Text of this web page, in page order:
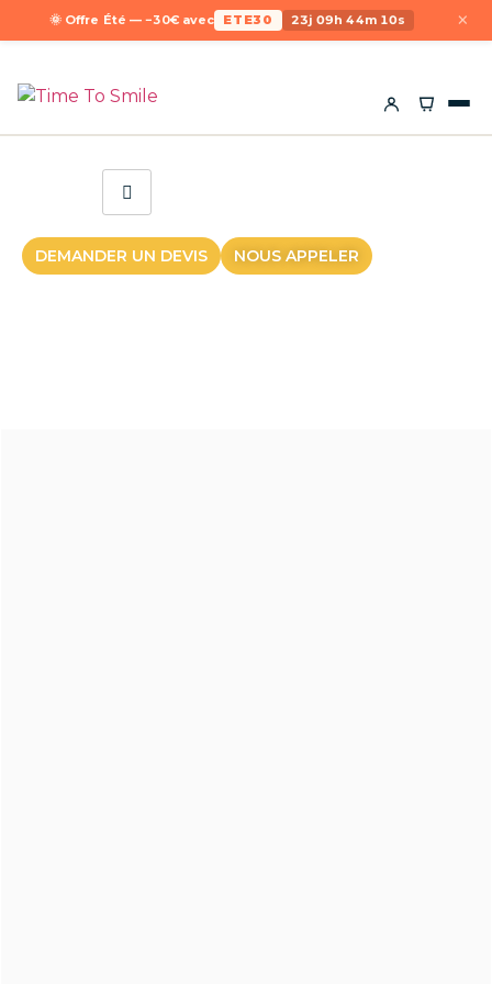
🌞 Offre Été — −30€ avec ETE30 23j 09h 44m 10s ×
DEMANDER UN DEVIS NOUS APPELER